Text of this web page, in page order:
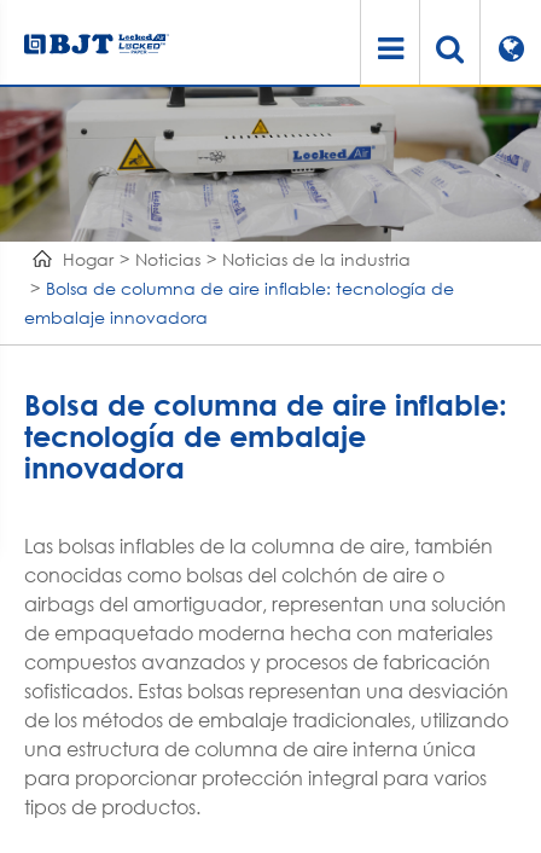
Hogar Noticias
Noticias de la industria
Bolsa de columna de aire inflable: tecnología de
embalaje innovadora
Bolsa de columna de aire inflable:
tecnología de embalaje
innovadora
Las bolsas inflables de la columna de aire, también
conocidas como bolsas del colchón de aire o
airbags del amortiguador, representan una solución
de empaquetado moderna hecha con materiales
compuestos avanzados y procesos de fabricación
sofisticados. Estas bolsas representan una desviación
de los métodos de embalaje tradicionales, utilizando
una estructura de columna de aire interna única
para proporcionar protección integral para varios
tipos de productos.